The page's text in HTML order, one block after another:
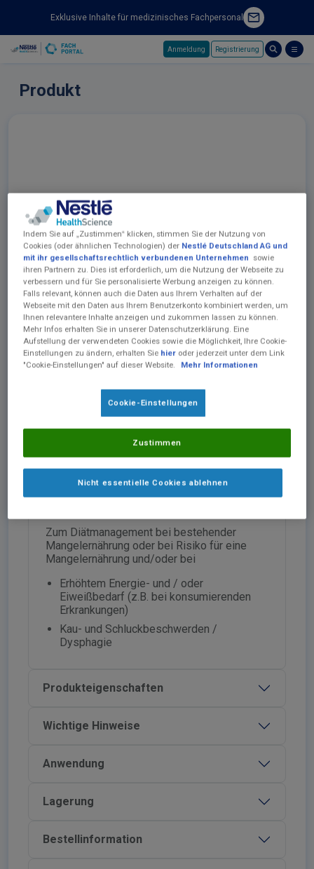
Exklusive Inhalte für medizinisches Fachpersonal
Anmeldung Registrierung
Produkt
dessert 2.0
Energie-, eiweißreiche und konsistenzadaptierte
Trinknahrung. Lebensmittel für besondere
medizinische Zwecke (bilanzierte Diät). Zum
Diätmanagement bei bestehender Mangelernährung
Indikationen
Zum Diätmanagement bei bestehender
Mangelernährung​ oder bei Risiko für eine
Mangelernährung und/oder bei
Erhöhtem Energie- und / oder
Eiweißbedarf (z.B. bei​ konsumierenden
Erkrankungen)
Kau- und Schluckbeschwerden /
Dysphagie
Produkteigenschaften
Wichtige Hinweise
Anwendung
Lagerung
Bestellinformation
Indem Sie auf „Zustimmen“ klicken, stimmen Sie der Nutzung von
Cookies (oder ähnlichen Technologien) der Nestlé Deutschland AG und
mit ihr gesellschaftsrechtlich verbundenen Unternehmen sowie
ihren Partnern zu. Dies ist erforderlich, um die Nutzung der Webseite zu
verbessern und für Sie personalisierte Werbung anzeigen zu können.
Falls relevant, können auch die Daten aus Ihrem Verhalten auf der
Webseite mit den Daten aus Ihrem Benutzerkonto kombiniert werden, um
Ihnen relevantere Inhalte anzeigen und zukommen lassen zu können.
Mehr Infos erhalten Sie in unserer Datenschutzerklärung. Eine
Aufstellung der verwendeten Cookies sowie die Möglichkeit, Ihre Cookie-
Einstellungen zu ändern, erhalten Sie hier oder jederzeit unter dem Link
"Cookie-Einstellungen" auf dieser Website.
Mehr Informationen
Cookie-Einstellungen
Nicht essentielle Cookies ablehnen
Zustimmen